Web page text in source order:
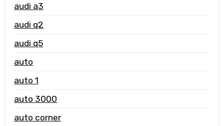
audi a3
audi q2
audi q5
auto
auto 1
auto 3000
auto corner